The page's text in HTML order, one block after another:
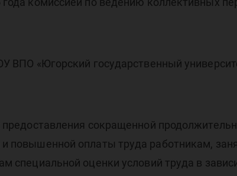
ВПО «Югорский государственный
сокращенной
и повышенной оплаты труда работникам,
специальной оценки условий труда в